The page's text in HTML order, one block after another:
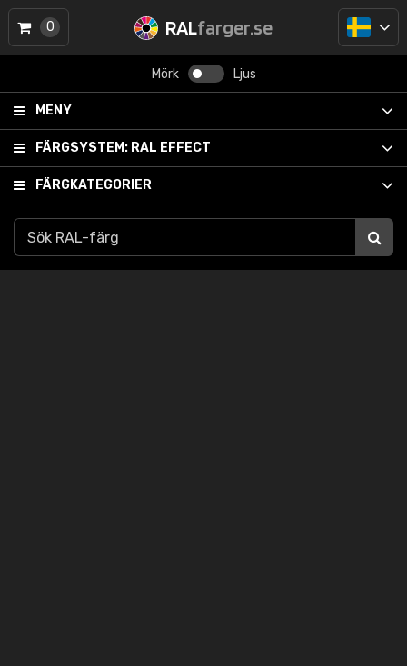
RALfarger.se
Mörk Ljus
MENY
FÄRGSYSTEM: RAL EFFECT
FÄRGKATEGORIER
0